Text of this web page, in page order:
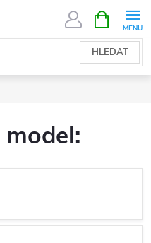
HLEDAT
NÁKUPNÍ
KOŠÍK